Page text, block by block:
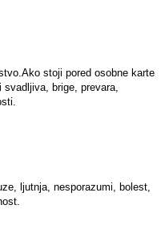
stoji pored osobne karte
brige, prevara,
ljutnja, nesporazumi, bolest,